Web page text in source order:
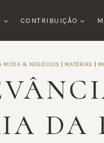
CONTRIBUIÇÃO
MODA & NEGÓCIOS MATÉRIAS
DA